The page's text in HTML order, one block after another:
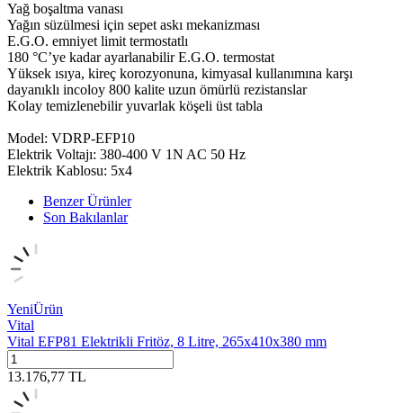
Yağ boşaltma vanası
Yağın süzülmesi için sepet askı mekanizması
E.G.O. emniyet limit termostatlı
180 °C’ye kadar ayarlanabilir E.G.O. termostat
Yüksek ısıya, kireç korozyonuna, kimyasal kullanımına karşı
dayanıklı incoloy 800 kalite uzun ömürlü rezistanslar
Kolay temizlenebilir yuvarlak köşeli üst tabla
Model: VDRP-EFP10
Elektrik Voltajı: 380-400 V 1N AC 50 Hz
Elektrik Kablosu: 5x4
Benzer Ürünler
Son Bakılanlar
YeniÜrün
Vital
Vital EFP81 Elektrikli Fritöz, 8 Litre, 265x410x380 mm
13.176,77 TL